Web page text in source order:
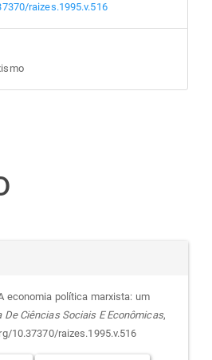
raizes.1995.v.516
economia política marxista: um
De Ciências Sociais E Econômicas,
10.37370/raizes.1995.v.516